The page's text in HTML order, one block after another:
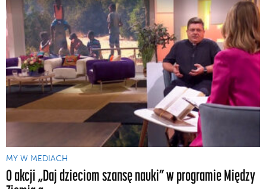
MY W MEDIACH
O akcji „Daj dzieciom szansę nauki” w programie Między